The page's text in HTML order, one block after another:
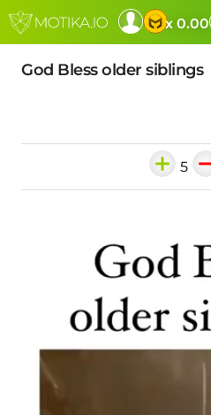
x 0.00
God Bless older siblings
5